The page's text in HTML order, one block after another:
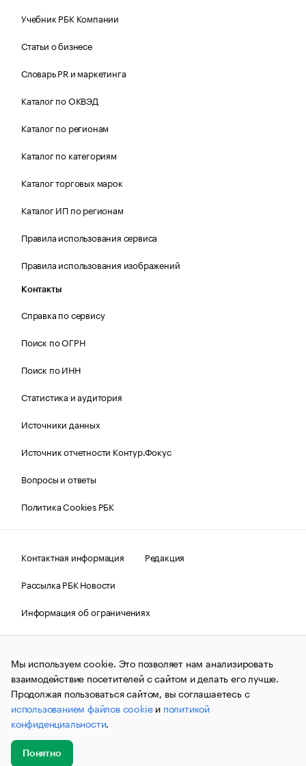
Учебник РБК Компании
Статьи о бизнесе
Словарь PR и маркетинга
Каталог по ОКВЭД
Каталог по регионам
Каталог по категориям
Каталог торговых марок
Каталог ИП по регионам
Правила использования сервиса
Правила использования изображений
Контакты
Справка по сервису
Поиск по ОГРН
Поиск по ИНН
Статистика и аудитория
Источники данных
Источник отчетности Контур.Фокус
Вопросы и ответы
Политика Cookies РБК
Контактная информация
Редакция
Рассылка РБК Новости
Информация об ограничениях
Правовая информация
О соблюдении авторских прав
© АО «РОСБИЗНЕСКОНСАЛТИНГ»,1995–2026.Сообщения
и материалы информационного агентства «РБК»
(зарегистрировано Федеральной службой по надзору в сфере
связи, информационных технологий и массовых
коммуникаций (Роскомнадзор) 09.12.2015 за номером ИА
№ФС77-63848) сопровождаются пометкой «РБК». Отдельные
публикации могут содержать информацию,
не предназначенную для пользователей
до 18 лет.
Мы используем cookie. Это позволяет нам анализировать
взаимодействие посетителей с сайтом и делать его лучше.
Продолжая пользоваться сайтом, вы соглашаетесь с
использованием файлов cookieи политикой
конфиденциальности.
Понятно